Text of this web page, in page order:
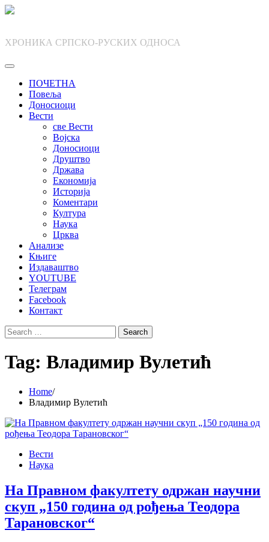
Skip
ХРОНИКА СРПСКО-РУСКИХ ОДНОСА
ПОЧЕТНА
Повеља
Доносиоци
Вести
све Вести
Војска
Доносиоци
Друштво
Држава
Економија
Историја
Коментари
Култура
Наука
Црква
Анализе
Књиге
Издаваштво
YOUTUBE
Телеграм
Facebook
Контакт
Search
for:
Tag: Владимир Вулетић
Home
Владимир Вулетић
Вести
Наука
На Правном факултету одржан научни
скуп „150 година од рођења Теодора
Тарановског“